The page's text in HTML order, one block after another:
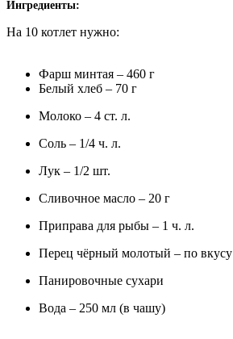
Ингредиенты:
На 10 котлет нужно:
Фарш минтая – 460 г
Белый хлеб – 70 г
Молоко – 4 ст. л.
Соль – 1/4 ч. л.
Лук – 1/2 шт.
Сливочное масло – 20 г
Приправа для рыбы – 1 ч. л.
Перец чёрный молотый – по вкусу
Панировочные сухари
Вода – 250 мл (в чашу)